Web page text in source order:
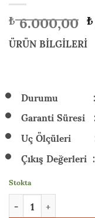
₺6.000,00 ₺
ÜRÜN BİLGİLERİ
Durumu :
Garanti Süresi
Uç Ölçüleri :
Çıkış
Stokta
HP M31368-003